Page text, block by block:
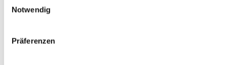
Notwendig
Präferenzen